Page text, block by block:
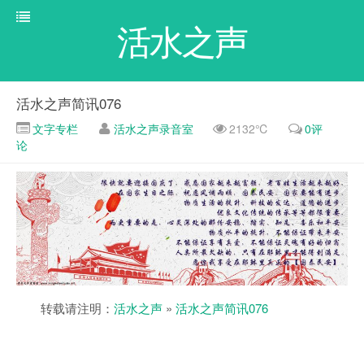
活水之声
活水之声简讯076
文字专栏 活水之声录音室 2132℃
0评
论
转载请注明： 活水之声 » 活水之声简讯076